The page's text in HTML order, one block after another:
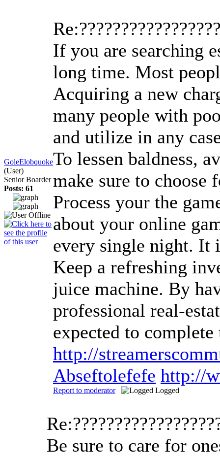
GoleElobquoke
(User)
Senior Boarder
Posts: 61
If you are searching
long time. Most
Acquiring a new
many people with
and utilize in any
To lessen baldness,
make sure to
Process your the
about your online
every single night. It
Keep a refreshing
juice machine. By
professional real-
expected to
http://
Abseftolefefe http://
Report to moderator Logged
Be sure to care for